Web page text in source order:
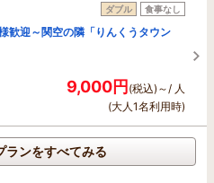
ダブル 食事なし
歓迎～関空の隣「りんくうタウン
9,000円(税込)～/ 人
(大人1名利用時)
ランをすべてみる